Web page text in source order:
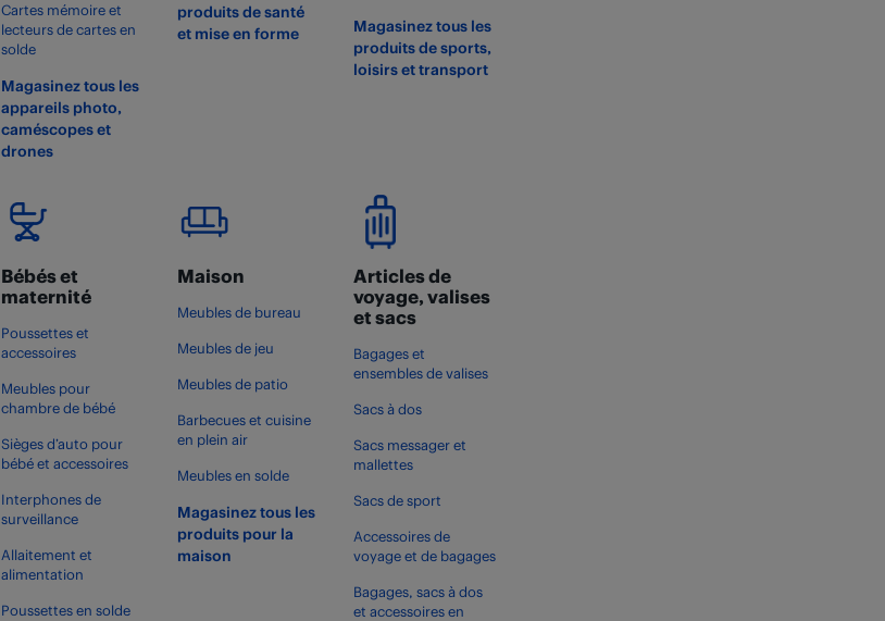
Cartes mémoire et
lecteurs de cartes en
solde
Magasinez tous les
appareils photo,
caméscopes et
drones
produits de santé
et mise en forme
Magasinez tous les
produits de sports,
loisirs et transport
Bébés et
maternité
Poussettes et
accessoires
Meubles pour
chambre de bébé
Sièges d’auto pour
bébé et accessoires
Interphones de
surveillance
Allaitement et
alimentation
Poussettes en solde
Maison
Meubles de bureau
Meubles de jeu
Meubles de patio
Barbecues et cuisine
en plein air
Meubles en solde
Magasinez tous les
produits pour la
maison
Articles de
voyage, valises
et sacs
Bagages et
ensembles de valises
Sacs à dos
Sacs messager et
mallettes
Sacs de sport
Accessoires de
voyage et de bagages
Bagages, sacs à dos
et accessoires en